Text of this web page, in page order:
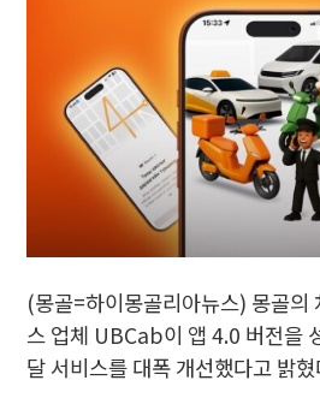
(몽골=하이몽골리아뉴스) 몽골의
스 업체 UBCab이 앱 4.0 버전을
달 서비스를 대폭 개선했다고 밝